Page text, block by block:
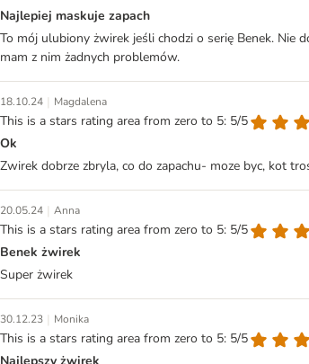
Najlepiej maskuje zapach
To mój ulubiony żwirek jeśli chodzi o serię Benek. Nie
mam z nim żadnych problemów.
18.10.24 | Magdalena
This is a stars rating area from zero to 5: 5/5
Ok
Zwirek dobrze zbryla, co do zapachu- moze byc, kot
20.05.24 | Anna
This is a stars rating area from zero to 5: 5/5
Benek żwirek
Super żwirek
30.12.23 | Monika
This is a stars rating area from zero to 5: 5/5